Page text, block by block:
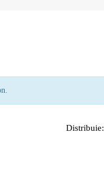
Distribuie: